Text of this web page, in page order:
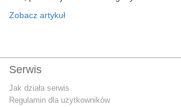
Zobacz artykuł
Serwis
Jak działa serwis
Regulamin dla użytkowników